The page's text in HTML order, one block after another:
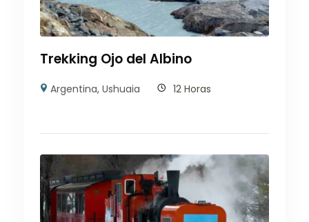
Trekking Ojo del Albino
Argentina,Ushuaia 12 Horas